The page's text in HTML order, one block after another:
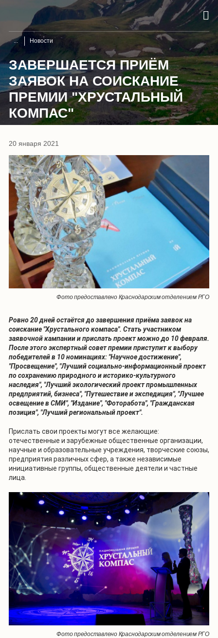
Новости
ЗАВЕРШАЕТСЯ ПРИЁМ
ЗАЯВОК НА СОИСКАНИЕ
ПРЕМИИ "ХРУСТАЛЬНЫЙ
КОМПАС"
20 января 2021
Фото предоставлено Краснодарским отделением РГО
Ровно 20 дней остаётся до завершения приёма заявок на
соискание "Хрустального компаса". Стать участником
заявочной кампании и прислать проект можно до 10 февраля.
После этого экспертный совет премии приступит к выбору
победителей в 10 номинациях: "Научное достижение",
"Просвещение", "Лучший социально-информационный проект
по сохранению природного и историко-культурного
наследия", "Лучший экологический проект промышленных
предприятий, бизнеса", "Путешествие и экспедиция", "Лучшее
освещение в СМИ", "Издание", "Фоторабота", "Гражданская
позиция", "Лучший региональный проект".
Прислать свои проекты могут все желающие:
отечественные и зарубежные общественные организации,
научные и образовательные учреждения, творческие союзы,
предприятия различных сфер, а также независимые
инициативные группы, общественные деятели и частные
лица.
Фото предоставлено Краснодарским отделением РГО